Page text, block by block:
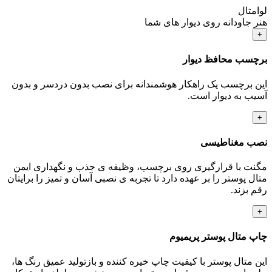
لوامتال
هنر جاودانه روی دیوار های شما
+
برچسب محافظ دیوار
این برچسب یک راهکار هوشمندانه برای نصب بدون دردسر و بدون
آسیب به دیوار است.
+
نصب مغناطیسی
مگنت با قرارگیری روی برچسب، وظیفه ی جذب و نگهداری ایمن
متال پوستر را بر عهده دارد تا تجربه ی نصبی آسان و تمیز را برایتان
رقم بزند.
+
چاپ متال پوستر پریمیوم
این متال پوستر با کیفیت چاپ خیره کننده و بازتولید عمیق رنگ ها،